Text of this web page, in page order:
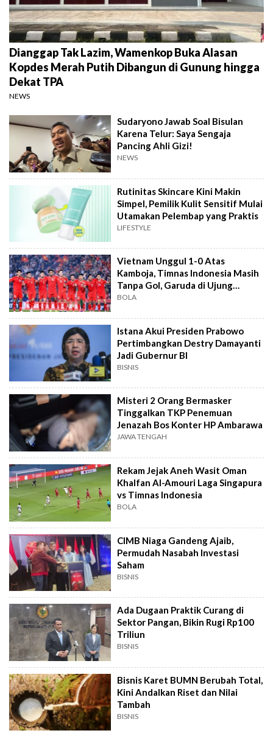
Dianggap Tak Lazim, Wamenkop Buka Alasan
Kopdes Merah Putih Dibangun di Gunung hingga
Dekat TPA
NEWS
Sudaryono Jawab Soal Bisulan
Karena Telur: Saya Sengaja
Pancing Ahli Gizi!
NEWS
Rutinitas Skincare Kini Makin
Simpel, Pemilik Kulit Sensitif Mulai
Utamakan Pelembap yang Praktis
LIFESTYLE
Vietnam Unggul 1-0 Atas
Kamboja, Timnas Indonesia Masih
Tanpa Gol, Garuda di Ujung
Tanduk
BOLA
Istana Akui Presiden Prabowo
Pertimbangkan Destry Damayanti
Jadi Gubernur BI
BISNIS
Misteri 2 Orang Bermasker
Tinggalkan TKP Penemuan
Jenazah Bos Konter HP Ambarawa
JAWA TENGAH
Rekam Jejak Aneh Wasit Oman
Khalfan Al-Amouri Laga Singapura
vs Timnas Indonesia
BOLA
CIMB Niaga Gandeng Ajaib,
Permudah Nasabah Investasi
Saham
BISNIS
Ada Dugaan Praktik Curang di
Sektor Pangan, Bikin Rugi Rp100
Triliun
BISNIS
Bisnis Karet BUMN Berubah Total,
Kini Andalkan Riset dan Nilai
Tambah
BISNIS